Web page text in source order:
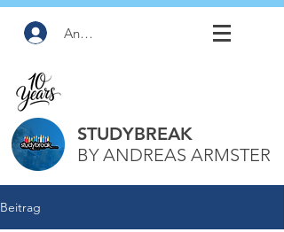
Anmelden
STUDYBREAK
BY ANDREAS ARMSTER
Beitrag